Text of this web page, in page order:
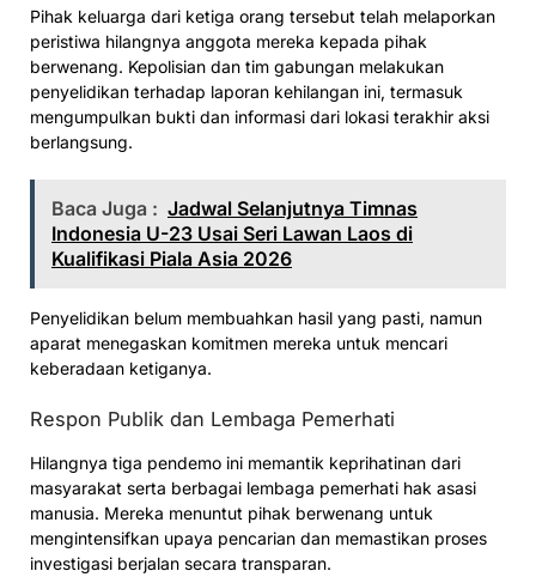
Pihak keluarga dari ketiga orang tersebut telah melaporkan
peristiwa hilangnya anggota mereka kepada pihak
berwenang. Kepolisian dan tim gabungan melakukan
penyelidikan terhadap laporan kehilangan ini, termasuk
mengumpulkan bukti dan informasi dari lokasi terakhir aksi
berlangsung.
Baca Juga : Jadwal Selanjutnya Timnas
Indonesia U-23 Usai Seri Lawan Laos di
Kualifikasi Piala Asia 2026
Penyelidikan belum membuahkan hasil yang pasti, namun
aparat menegaskan komitmen mereka untuk mencari
keberadaan ketiganya.
Respon Publik dan Lembaga Pemerhati
Hilangnya tiga pendemo ini memantik keprihatinan dari
masyarakat serta berbagai lembaga pemerhati hak asasi
manusia. Mereka menuntut pihak berwenang untuk
mengintensifkan upaya pencarian dan memastikan proses
investigasi berjalan secara transparan.